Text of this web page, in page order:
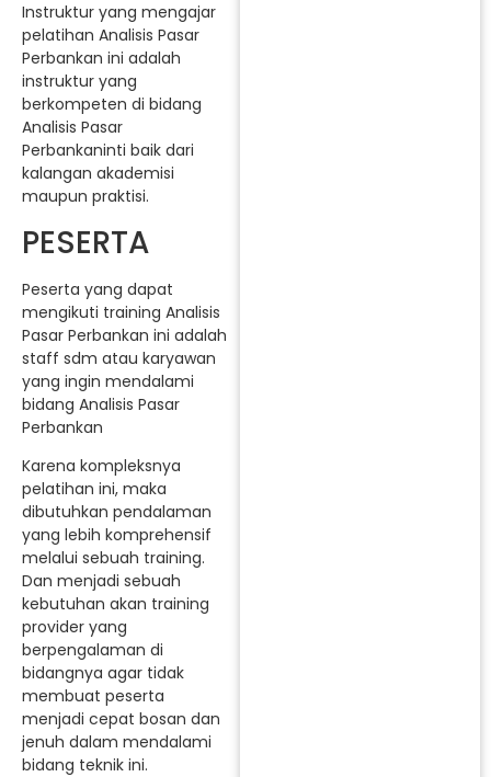
Instruktur yang mengajar
pelatihan Analisis Pasar
Perbankan ini adalah
instruktur yang
berkompeten di bidang
Analisis Pasar
Perbankaninti baik dari
kalangan akademisi
maupun praktisi.
PESERTA
Peserta yang dapat
mengikuti training Analisis
Pasar Perbankan ini adalah
staff sdm atau karyawan
yang ingin mendalami
bidang Analisis Pasar
Perbankan
Karena kompleksnya
pelatihan ini, maka
dibutuhkan pendalaman
yang lebih komprehensif
melalui sebuah training.
Dan menjadi sebuah
kebutuhan akan training
provider yang
berpengalaman di
bidangnya agar tidak
membuat peserta
menjadi cepat bosan dan
jenuh dalam mendalami
bidang teknik ini.